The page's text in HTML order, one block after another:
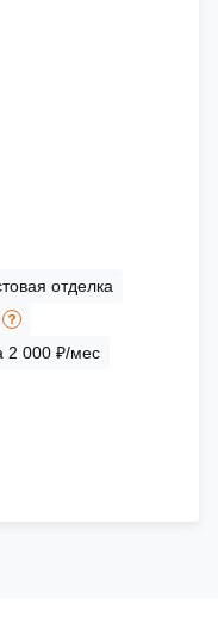
отделка
2 000 ₽/мес